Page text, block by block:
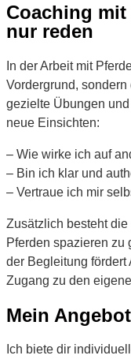
Coaching
nur reden
In der Arbeit mit
Vordergrund,
gezielte Übungen
neue Einsichten:
– Wie wirke ich auf
– Bin ich klar und
– Vertraue ich mir
Zusätzlich besteht
Pferden spazieren zu
der Begleitung fördert
Zugang zu den
Mein Angebot
Ich biete dir